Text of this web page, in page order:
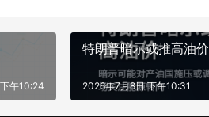
午10:24
特朗普暗示或推高油价
2026年7月8日 下午10:31